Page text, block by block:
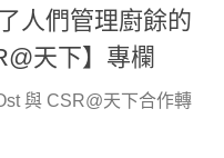
人們管理廚餘的
天下】專欄
與 CSR@天下合作轉